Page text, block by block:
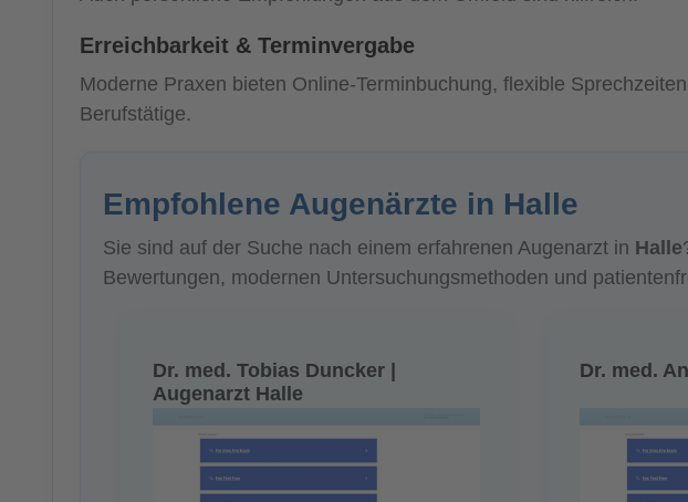
Erreichbarkeit & Terminvergabe
Moderne Praxen bieten Online-Terminbuchung, flexible
Berufstätige.
Empfohlene Augenärzte in Halle
Sie sind auf der Suche nach einem erfahrenen Augenarzt in Halle
Bewertungen, modernen Untersuchungsmethoden und
Dr. med. Tobias Duncker |
Augenarzt Halle
Dr. med.